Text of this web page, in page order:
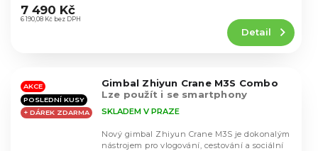
hodnocení
produktu
hvězdiček.
6 190,08 Kč bez DPH
7 490 Kč
Detail
AKCE
POSLEDNÍ KUSY
+ DÁREK ZDARMA
Gimbal Zhiyun Crane M3S Combo
Lze použít i se smartphony
SKLADEM V PRAZE
Nový gimbal Zhiyun Crane M3S je dokonalým
nástrojem pro vlogování, cestování a sociální